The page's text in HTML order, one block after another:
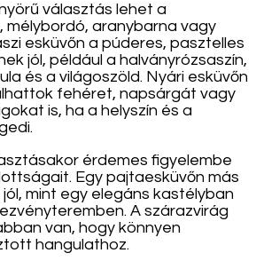
választás lehet a
aranybarna vagy
esküvőn a púderes, pasztelles
jól, például a halványrózsaszín,
és a világoszöld. Nyári esküvőn
fehéret, napsárgát vagy
is, ha a helyszín és a
érdemes figyelembe
Egy pajtaesküvőn más
mint egy elegáns kastélyban
A szárazvirág
van, hogy könnyen
hangulathoz.